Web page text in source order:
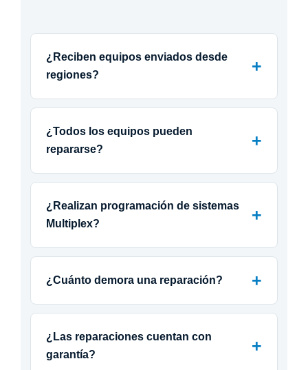
¿Reciben equipos enviados desde
regiones?
¿Todos los equipos pueden
repararse?
¿Realizan programación de sistemas
Multiplex?
¿Cuánto demora una reparación?
¿Las reparaciones cuentan con
garantía?